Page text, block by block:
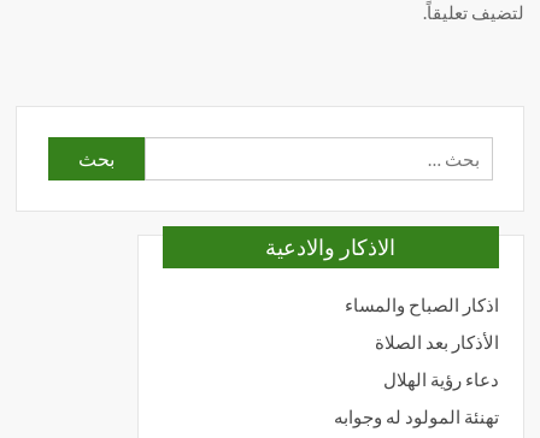
لتضيف تعليقاً.
عن:
الاذكار والادعية
اذكار الصباح والمساء
الأذكار بعد الصلاة
دعاء رؤية الهلال
تهنئة المولود له وجوابه